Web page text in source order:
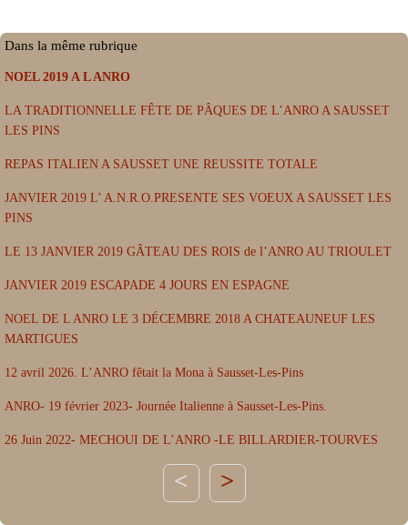
Dans la même rubrique
NOEL 2019 A L ANRO
LA TRADITIONNELLE FÊTE DE PÂQUES DE L’ANRO A SAUSSET
LES PINS
REPAS ITALIEN A SAUSSET UNE REUSSITE TOTALE
JANVIER 2019 L’ A.N.R.O.PRESENTE SES VOEUX A SAUSSET LES
PINS
LE 13 JANVIER 2019 GÂTEAU DES ROIS de l’ANRO AU TRIOULET
JANVIER 2019 ESCAPADE 4 JOURS EN ESPAGNE
NOEL DE L ANRO LE 3 DÉCEMBRE 2018 A CHATEAUNEUF LES
MARTIGUES
12 avril 2026. L’ANRO fêtait la Mona à Sausset-Les-Pins
ANRO- 19 février 2023- Journée Italienne à Sausset-Les-Pins.
26 Juin 2022- MECHOUI DE L’ANRO -LE BILLARDIER-TOURVES
>